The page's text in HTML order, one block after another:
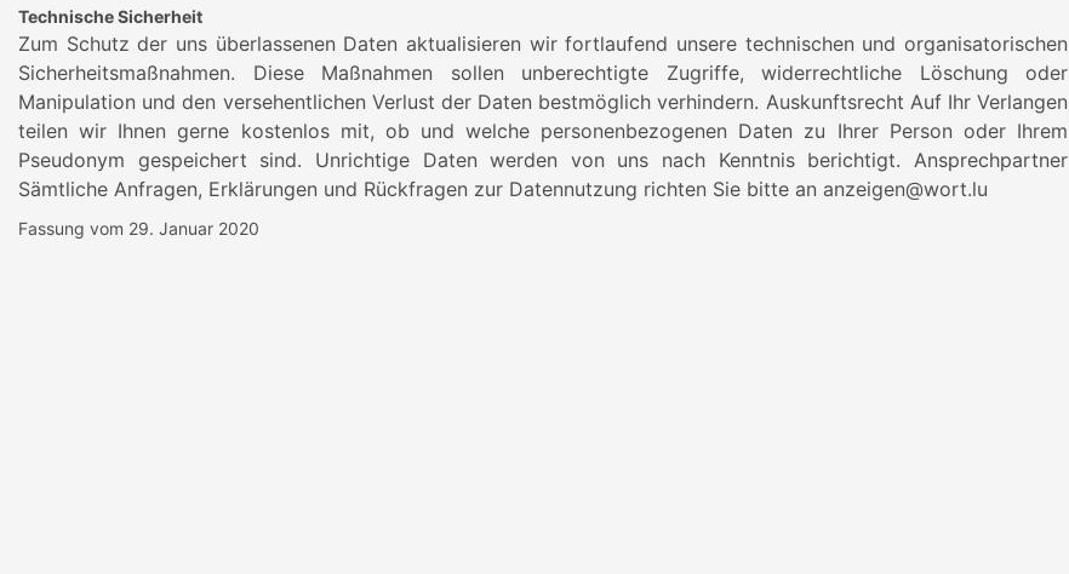
Technische Sicherheit
Zum Schutz der uns überlassenen Daten aktualisieren wir fortlaufend unsere technischen und organisatorischen
Sicherheitsmaßnahmen. Diese Maßnahmen sollen unberechtigte Zugriffe, widerrechtliche Löschung oder
Manipulation und den versehentlichen Verlust der Daten bestmöglich verhindern. Auskunftsrecht Auf Ihr Verlangen
teilen wir Ihnen gerne kostenlos mit, ob und welche personenbezogenen Daten zu Ihrer Person oder Ihrem
Pseudonym gespeichert sind. Unrichtige Daten werden von uns nach Kenntnis berichtigt. Ansprechpartner
Sämtliche Anfragen, Erklärungen und Rückfragen zur Datennutzung richten Sie bitte an anzeigen@wort.lu
Fassung vom 29. Januar 2020